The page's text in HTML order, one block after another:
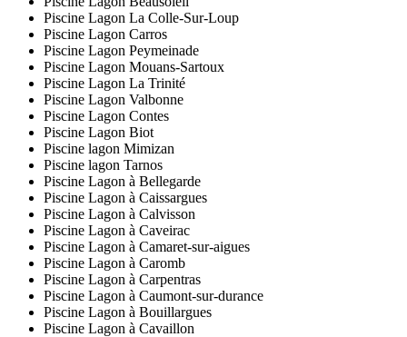
Piscine Lagon La Colle-Sur-Loup
Piscine Lagon Carros
Piscine Lagon Peymeinade
Piscine Lagon Mouans-Sartoux
Piscine Lagon La Trinité
Piscine Lagon Valbonne
Piscine Lagon Contes
Piscine Lagon Biot
Piscine lagon Mimizan
Piscine lagon Tarnos
Piscine Lagon à Bellegarde
Piscine Lagon à Caissargues
Piscine Lagon à Calvisson
Piscine Lagon à Caveirac
Piscine Lagon à Camaret-sur-aigues
Piscine Lagon à Caromb
Piscine Lagon à Carpentras
Piscine Lagon à Caumont-sur-durance
Piscine Lagon à Bouillargues
Piscine Lagon à Cavaillon